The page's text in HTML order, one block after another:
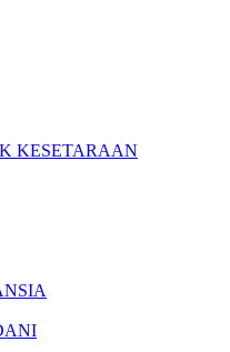
KESETARAAN